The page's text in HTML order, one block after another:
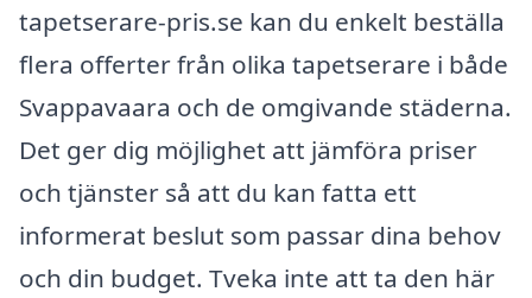
tapetserare-pris.se kan du enkelt beställa
flera offerter från olika tapetserare i både
Svappavaara och de omgivande städerna.
Det ger dig möjlighet att jämföra priser
och tjänster så att du kan fatta ett
informerat beslut som passar dina behov
och din budget. Tveka inte att ta den här